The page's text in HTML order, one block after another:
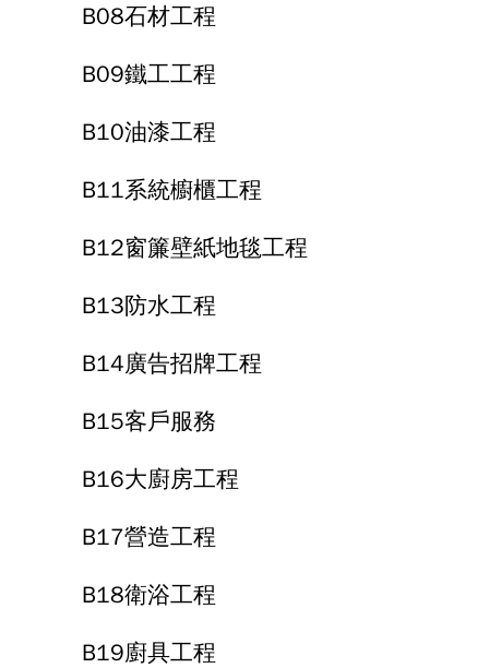
B08石材工程
B09鐵工工程
B10油漆工程
B11系統櫥櫃工程
B12窗簾壁紙地毯工程
B13防水工程
B14廣告招牌工程
B15客戶服務
B16大廚房工程
B17營造工程
B18衛浴工程
B19廚具工程